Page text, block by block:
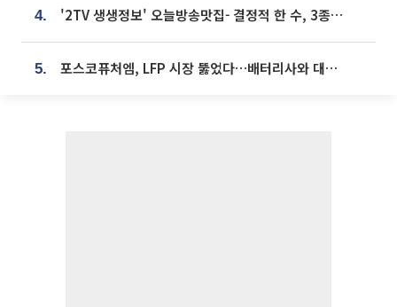
4. '2TV 생생정보' 오늘방송맛집- 결정적 한 수, 3종 메밀면! 메밀 소바 맛집 '의○○○○'
5. 포스코퓨처엠, LFP 시장 뚫었다…배터리사와 대규모 장기 공급 합의